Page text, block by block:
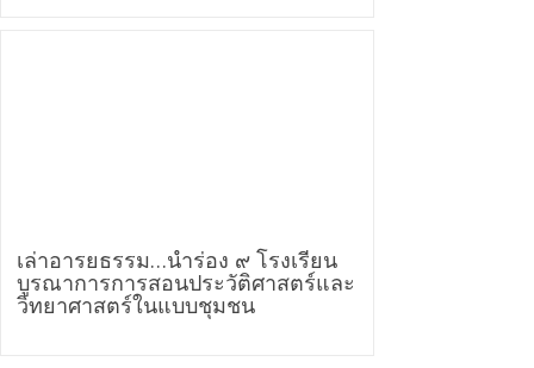
เล่าอารยธรรม…นำร่อง ๙ โรงเรียน
บูรณาการการสอนประวัติศาสตร์และ
วิทยาศาสตร์ในแบบชุมชน